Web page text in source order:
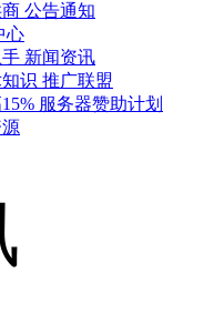
公告通知
心
新闻资讯
识 推广联盟
服务器赞助计划